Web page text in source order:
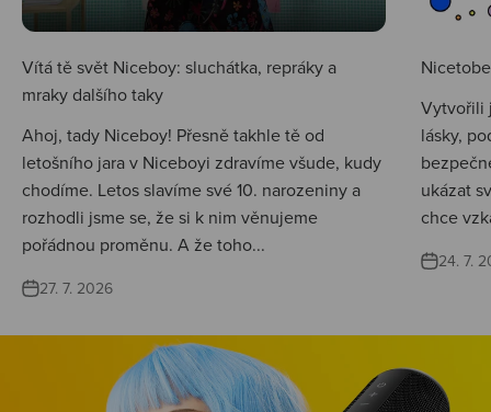
Vítá tě svět Niceboy: sluchátka, repráky a
mraky dalšího taky
Ahoj, tady Niceboy! Přesně takhle tě od
letošního jara v Niceboyi zdravíme všude, kudy
chodíme. Letos slavíme své 10. narozeniny a
rozhodli jsme se, že si k nim věnujeme
pořádnou proměnu. A že toho...
27. 7. 2026
Vytvořili
lásky,
ukázat
chce
24. 7.